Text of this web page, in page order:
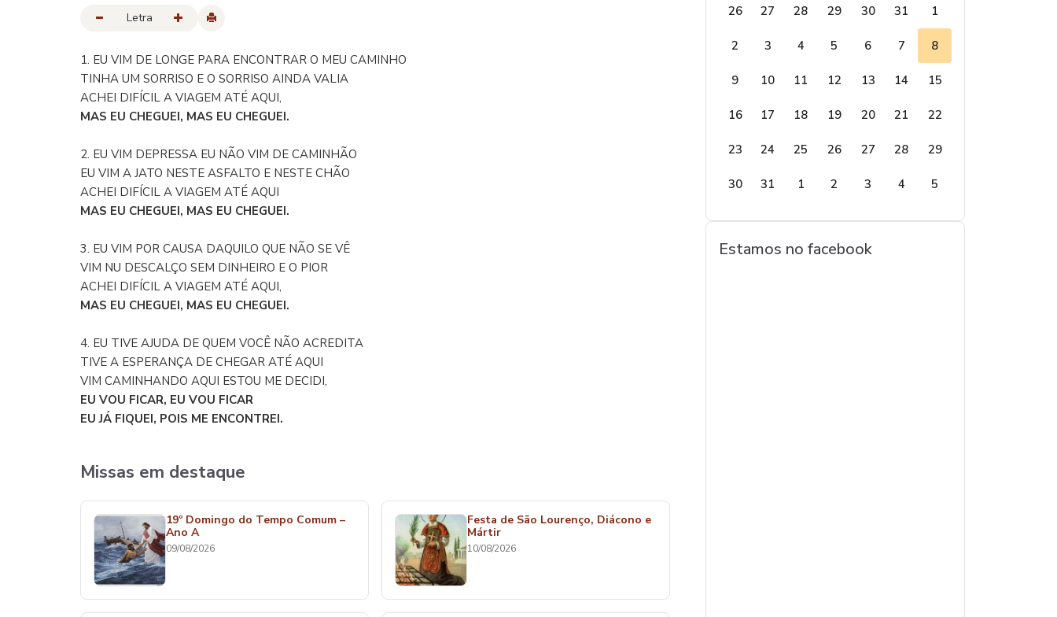
Letra
1. EU VIM DE LONGE PARA ENCONTRAR O MEU CAMINHO
TINHA UM SORRISO E O SORRISO AINDA VALIA
ACHEI DIFÍCIL A VIAGEM ATÉ AQUI,
MAS EU CHEGUEI, MAS EU CHEGUEI.
2. EU VIM DEPRESSA EU NÃO VIM DE CAMINHÃO
EU VIM A JATO NESTE ASFALTO E NESTE CHÃO
ACHEI DIFÍCIL A VIAGEM ATÉ AQUI
MAS EU CHEGUEI, MAS EU CHEGUEI.
3. EU VIM POR CAUSA DAQUILO QUE NÃO SE VÊ
VIM NU DESCALÇO SEM DINHEIRO E O PIOR
ACHEI DIFÍCIL A VIAGEM ATÉ AQUI,
MAS EU CHEGUEI, MAS EU CHEGUEI.
4. EU TIVE AJUDA DE QUEM VOCÊ NÃO ACREDITA
TIVE A ESPERANÇA DE CHEGAR ATÉ AQUI
VIM CAMINHANDO AQUI ESTOU ME DECIDI,
EU VOU FICAR, EU VOU FICAR
EU JÁ FIQUEI, POIS ME ENCONTREI.
Missas em destaque
19º Domingo do Tempo Comum –
Ano A
09/08/2026
Festa de São Lourenço, Diácono e
Mártir
10/08/2026
26
27 28 29 30 31 1
2 3 4 5 6 7 8
9 10 11 12 13 14 15
16 17 18 19 20 21 22
23 24 25 26 27 28 29
30 31 1 2 3 4 5
Estamos no facebook